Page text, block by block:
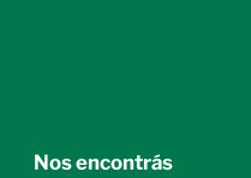
Nos encontrás